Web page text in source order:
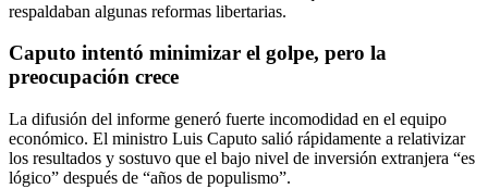
respaldaban algunas reformas libertarias.
Caputo intentó minimizar el golpe, pero la
preocupación crece
La difusión del informe generó fuerte incomodidad en el equipo
económico. El ministro Luis Caputo salió rápidamente a relativizar
los resultados y sostuvo que el bajo nivel de inversión extranjera “es
lógico” después de “años de populismo”.